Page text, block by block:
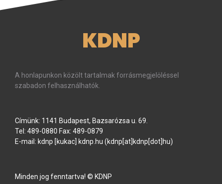
KDNP
A honlapunkon közölt tartalmak forrásmegjelöléssel
szabadon felhasználhatók.
Címünk: 1141 Budapest, Bazsarózsa u. 69.
Tel: 489-0880 Fax: 489-0879
E-mail: kdnp [kukac] kdnp hu (kdnp[at]kdnp[dot]hu)
Minden jog fenntartva! © KDNP